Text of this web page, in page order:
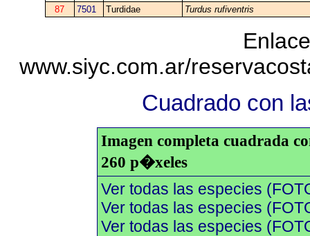
87
7501 Turdidae Turdus rufiventris
www.siyc.com.ar/
Cuadrado con
Imagen completa cuadrada
260 p�xeles
Ver todas las especies
Ver todas las especies
Ver todas las especies